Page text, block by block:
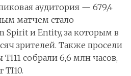
аудитория — 679,4
матчем стало
Spirit и Entity, за которым в
зрителей. Также просели
собрали 6,6 млн часов,
TI10.